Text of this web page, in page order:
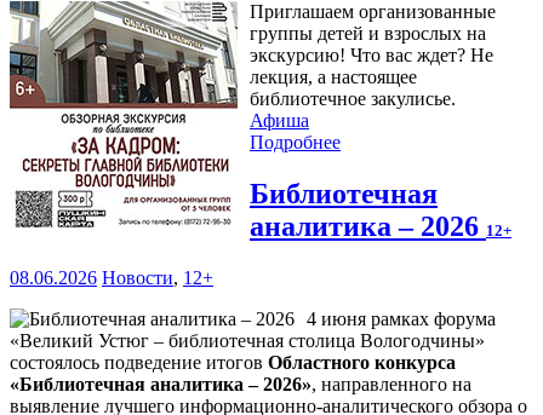
Приглашаем организованные
группы детей и взрослых на
экскурсию! Что вас ждет? Не
лекция, а настоящее
библиотечное закулисье.
Афиша
Подробнее
Библиотечная
аналитика – 2026 12+
08.06.2026 Новости, 12+
4 июня рамках форума
«Великий Устюг – библиотечная столица Вологодчины»
состоялось подведение итогов Областного конкурса
«Библиотечная аналитика – 2026», направленного на
выявление лучшего информационно-аналитического обзора о